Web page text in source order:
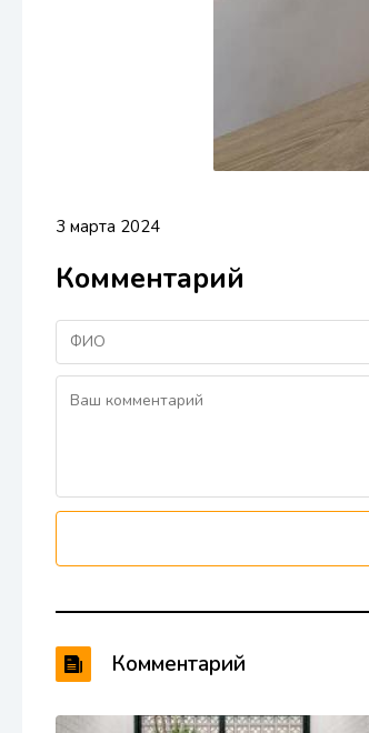
3 марта 2024
Комментарий
Комментарий